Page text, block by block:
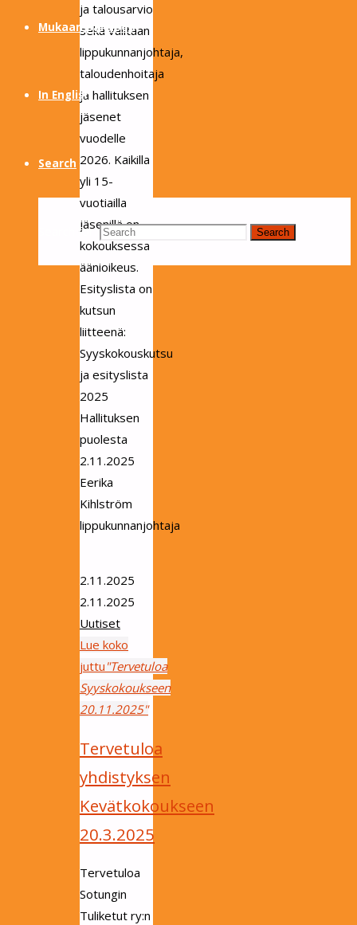
Mukaan partioon
In English
Search
Search for: Search
ja talousarvio
sekä valitaan
lippukunnanjohtaja,
taloudenhoitaja
ja hallituksen
jäsenet
vuodelle
2026. Kaikilla
yli 15-
vuotiailla
jäsenillä on
kokouksessa
äänioikeus.
Esityslista on
kutsun
liitteenä:
Syyskokouskutsu
ja esityslista
2025
Hallituksen
puolesta
2.11.2025
Eerika
Kihlström
lippukunnanjohtaja
2.11.2025
2.11.2025
Uutiset
Lue koko
juttu "Tervetuloa
Syyskokoukseen
20.11.2025"
Tervetuloa
yhdistyksen
Kevätkokoukseen
20.3.2025
Tervetuloa
Sotungin
Tuliketut ry:n